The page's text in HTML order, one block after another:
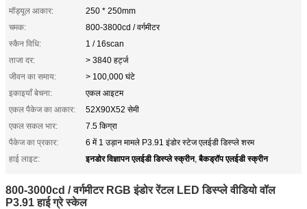
मॉड्यूल आकार:
250 * 250mm
चमक:
800-3800cd / वर्गमीटर
स्कैन विधि:
1 / 16scan
ताजा दर:
> 3840 हर्ट्ज
जीवन का समाय:
> 100,000 घंटे
इकाइयाँ बेचना:
एकल आइटम
एकल पैकेज का आकार:
52X90X52 सेमी
एकल सकल भार:
7.5 किग्रा
पैकेज का प्रकार:
6 में 1 उड़ान मामले P3.91 इंडोर स्टेज एलईडी डिस्प्ले शरम
हाई लाइट:
इनडोर विज्ञापन एलईडी डिस्प्ले स्क्रीन,बैकड्रॉप एलईडी स्क्रीन
800-3000cd / वर्गमीटर RGB इंडोर रेंटल LED डिस्प्ले वीडियो वॉल
P3.91 हाई ग्रे स्केल